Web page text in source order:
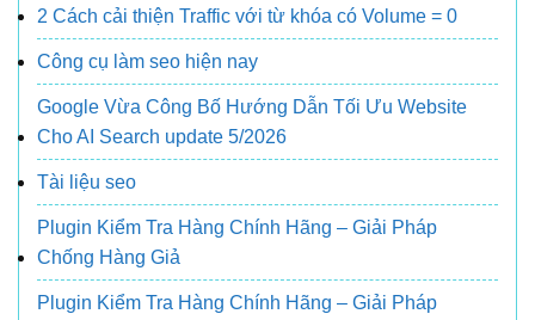
2 Cách cải thiện Traffic với từ khóa có Volume = 0
Công cụ làm seo hiện nay
Google Vừa Công Bố Hướng Dẫn Tối Ưu Website
Cho AI Search update 5/2026
Tài liệu seo
Plugin Kiểm Tra Hàng Chính Hãng – Giải Pháp
Chống Hàng Giả
Plugin Kiểm Tra Hàng Chính Hãng – Giải Pháp